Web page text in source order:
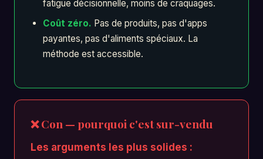
fatigue décisionnelle, moins de craquages.
Coût zéro. Pas de produits, pas d'apps
payantes, pas d'aliments spéciaux. La
méthode est accessible.
❌ Con — pourquoi c'est sur-vendu
Les arguments les plus solides :